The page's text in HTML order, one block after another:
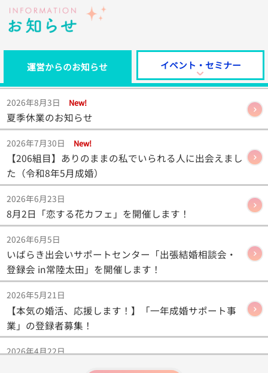
運営からのお知らせ イベント・セミナー
2026年8月3日 New!
夏季休業のお知らせ
2026年7月30日 New!
【206組目】ありのままの私でいられる人に出会えまし
た（令和8年5月成婚）
2026年6月23日
8月2日「恋する花カフェ」を開催します！
2026年6月5日
いばらき出会いサポートセンター「出張結婚相談会・
登録会 in常陸太田」を開催します！
2026年5月21日
【本気の婚活、応援します！】「一年成婚サポート事
業」の登録者募集！
2026年4月22日